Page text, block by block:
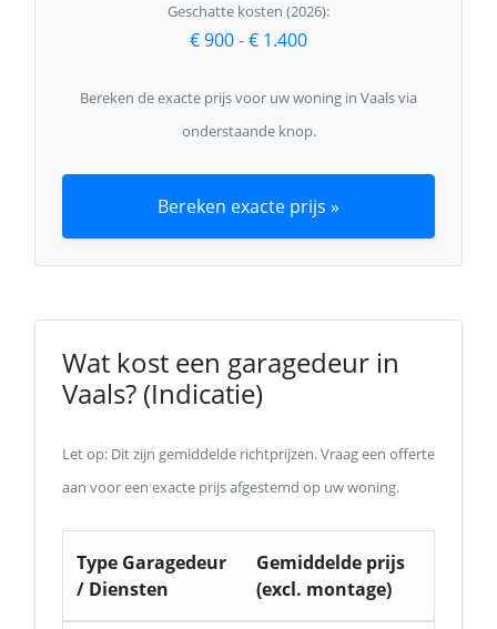
Geschatte kosten (2026):
€ 900-€ 1.400
Bereken de exacte prijs voor uw woning in Vaals via
onderstaande knop.
Bereken exacte prijs »
Wat kost een garagedeur in
Vaals? (Indicatie)
Let op: Dit zijn gemiddelde richtprijzen. Vraag een offerte
aan voor een exacte prijs afgestemd op uw woning.
Type Garagedeur
/ Diensten
Gemiddelde prijs
(excl. montage)